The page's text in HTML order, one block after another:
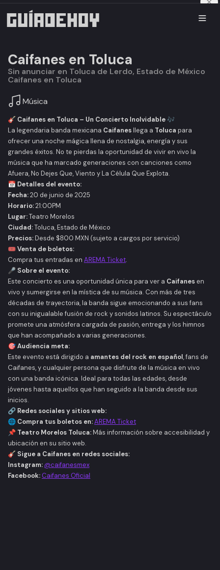
Caifanes en Toluca
Sin anunciar en Toluca de Lerdo, Estado de México
Caifanes en Toluca
Música
🎸 Caifanes en Toluca – Un Concierto Inolvidable 🎶
La legendaria banda mexicana Caifanesllega a Toluca para
ofrecer una noche mágica llena de nostalgia, energía y sus
grandes éxitos. No te pierdas la oportunidad de vivir en vivo la
música que ha marcado generaciones con canciones como
Afuera,No Dejes Que,Viento yLa Célula Que Explota.
📅 Detalles del evento:
Fecha:20 de junio de 2025
Horario:21:00PM
Lugar:Teatro Morelos
Ciudad:Toluca, Estado de México
Precios:Desde $800 MXN (sujeto a cargos por servicio)
🎟Venta de boletos:
Compra tus entradas en AREMA Ticket.
🎤 Sobre el evento:
Este concierto es una oportunidad única para ver a Caifanesen
vivo y sumergirse en la mística de su música. Con más de tres
décadas de trayectoria, la banda sigue emocionando a sus fans
con su inigualable fusión de rock y sonidos latinos. Su espectáculo
promete una atmósfera cargada de pasión, entrega y los himnos
que han acompañado a varias generaciones.
🎯Audiencia meta:
Este evento está dirigido a amantes del rock en español, fans de
Caifanes, y cualquier persona que disfrute de la música en vivo
con una banda icónica. Ideal para todas las edades, desde
jóvenes hasta aquellos que han seguido a la banda desde sus
inicios.
🔗 Redes sociales y sitios web:
🌐 Compra tus boletos en:AREMA Ticket
📌 Teatro Morelos Toluca:Más información sobre accesibilidad y
ubicación en su sitio web.
🎸 Sigue a Caifanes en redes sociales:
Instagram:@caifanesmex
Facebook: Caifanes Oficial